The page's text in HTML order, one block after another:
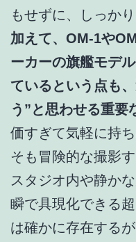
もせずに、しっか
加えて、OM-1や
ーカーの旗艦モデ
ているという点も
う”と思わせる重要
価すぎて気軽に持
そも冒険的な撮影
スタジオ内や静か
瞬で具現化できる
は確かに存在する